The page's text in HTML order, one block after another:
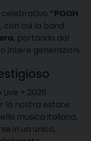
celebrativo “POOH
, con cui la band
, portando dal
intere generazioni.
+ 2026
la nostra estate:
musica italiana,
in un unico,